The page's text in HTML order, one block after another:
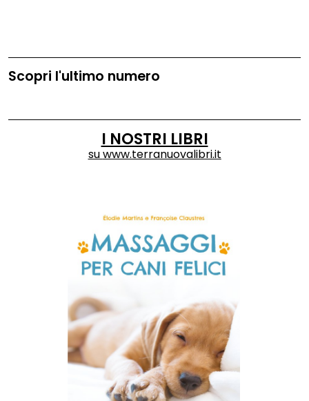
Scopri l'ultimo numero
I NOSTRI LIBRI
suwww.terranuovalibri.it